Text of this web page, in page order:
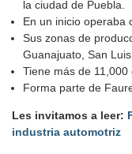
la ciudad de Puebla.
En un inicio operaba
Sus zonas de
Guanajuato, San
Tiene más de 11,000
Forma parte de
Les invitamos a leer:
industria automotriz